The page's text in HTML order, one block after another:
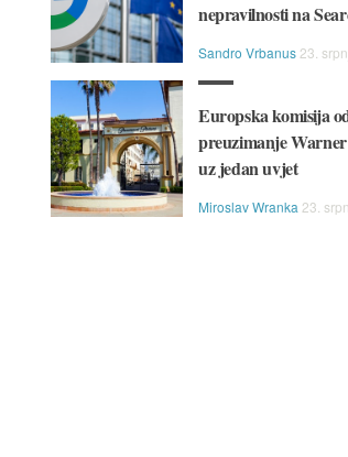
nepravilnosti na
Sandro Vrbanus 23.
Europska komisija
preuzimanje
uz jedan uvjet
Miroslav Wranka 23.